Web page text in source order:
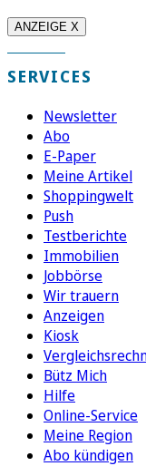
ANZEIGE X
SERVICES
Newsletter
Abo
E-Paper
Meine Artikel
Shoppingwelt
Push
Testberichte
Immobilien
Jobbörse
Wir trauern
Anzeigen
Kiosk
Bütz Mich
Hilfe
Online-Service
Meine Region
Abo kündigen